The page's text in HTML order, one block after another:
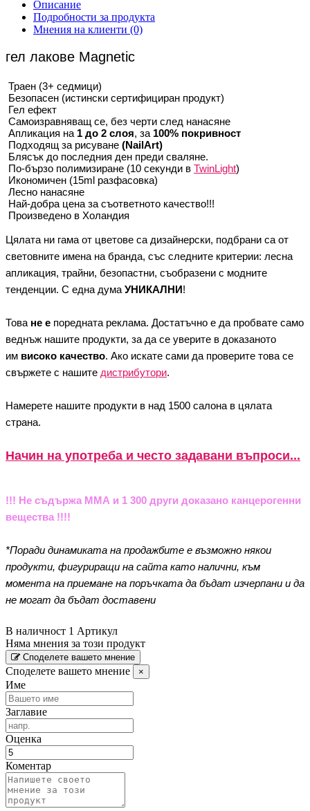
Описание
Подробности за продукта
Мнения на клиенти (0)
гел лакове Magnetic
Траен (3+ седмици)
Безопасен (истински сертифициран продукт)
Гел ефект
Самоизравняващ се, без черти след нанасяне
Апликация на 1 до 2 слоя, за 100% покривност
Подходящ за рисуване (NailArt)
Блясък до последния ден преди сваляне.
По-бързо полимизиране (10 секунди в TwinLight)
Икономичен (15ml разфасовка)
Лесно нанасянe
Най-добра цена за съответното качество!!!
Произведено в Холандия
Цялата ни гама от цветове са дизайнерски, подбрани са от
световните имена на бранда, със следните критерии: лесна
апликация, трайни, безопастни, съобразени с модните
тенденции. С една дума УНИКАЛНИ!
Това не е поредната реклама. Достатъчно е да пробвате само
веднъж нашите продукти, за да се уверите в доказаното
им високо качество. Ако искате сами да проверите това се
свържете с нашите дистрибутори.
Намерете нашите продукти в над 1500 салона в цялата
страна.
Начин на употреба и често задавани въпроси...
!!! Не съдържа ММА и 1 300 други доказано канцерогенни
вещества !!!!
*Поради динамиката на продажбите е възможно някои
продукти, фигуриращи на сайта като налични, към
момента на приемане на поръчката да бъдат изчерпани и да
не могат да бъдат доставени
В наличност 1 Артикул
Няма мнения за този продукт
Споделете вашето мнение
Споделете вашето мнение ×
Име
Заглавие
Оценка
Коментар